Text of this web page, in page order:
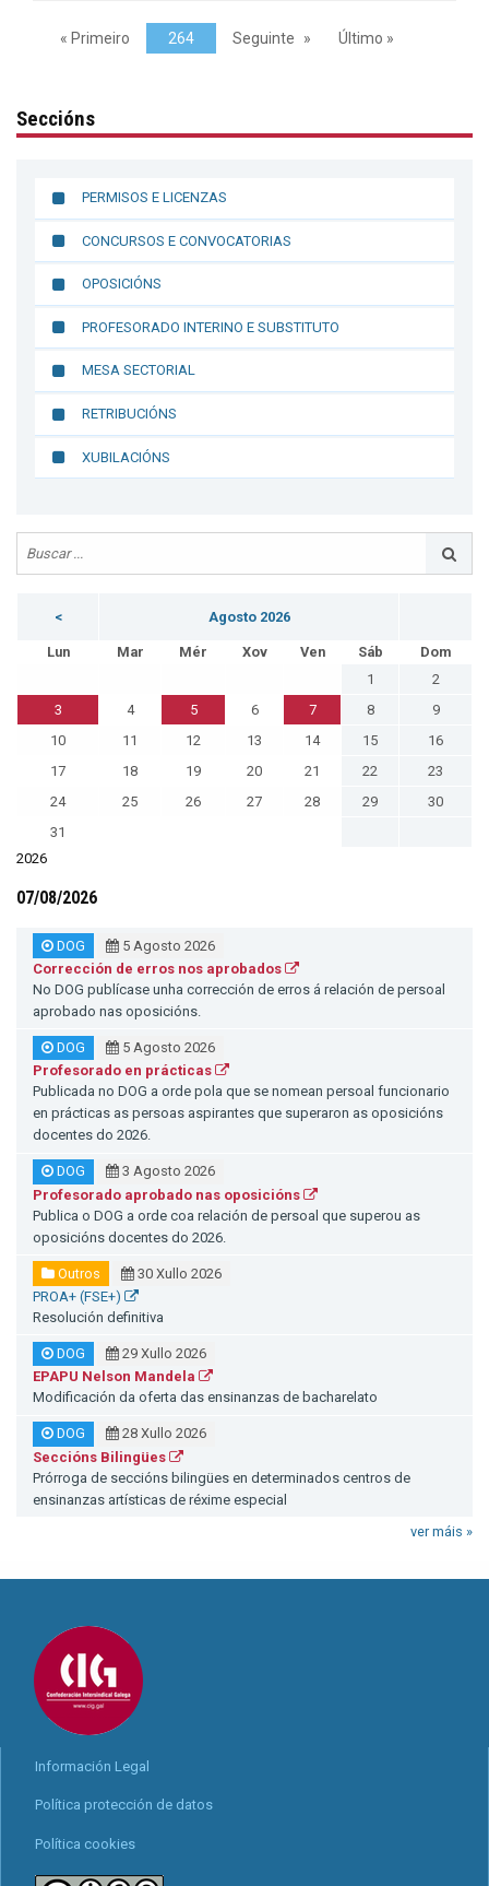
« Primeiro 264 Seguinte Último »
Seccións
PERMISOS E LICENZAS
CONCURSOS E CONVOCATORIAS
OPOSICIÓNS
PROFESORADO INTERINO E SUBSTITUTO
MESA SECTORIAL
RETRIBUCIÓNS
XUBILACIÓNS
< Agosto 2026
Lun Mar Mér Xov Ven Sáb
Dom
1
2
3
4 5 6 7 8
9
10
11 12 13 14 15
16
17
18 19 20 21 22
23
24
25 26 27 28 29
30
31
2026
07/08/2026
DOG
5 Agosto 2026
Corrección de erros nos aprobados
No DOG publícase unha corrección de erros á relación de persoal
aprobado nas oposicións.
DOG
5 Agosto 2026
Profesorado en prácticas
Publicada no DOG a orde pola que se nomean persoal funcionario
en prácticas as persoas aspirantes que superaron as oposicións
docentes do 2026.
DOG
3 Agosto 2026
Profesorado aprobado nas oposicións
Publica o DOG a orde coa relación de persoal que superou as
oposicións docentes do 2026.
Outros
30 Xullo 2026
PROA+ (FSE+)
Resolución definitiva
DOG
29 Xullo 2026
EPAPU Nelson Mandela
Modificación da oferta das ensinanzas de bacharelato
DOG
28 Xullo 2026
Seccións Bilingües
Prórroga de seccións bilingües en determinados centros de
ensinanzas artísticas de réxime especial
ver máis »
Información Legal
Política protección de datos
Política cookies